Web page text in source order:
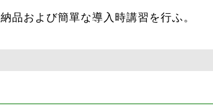
納品および簡單な導入時講習を行ふ。